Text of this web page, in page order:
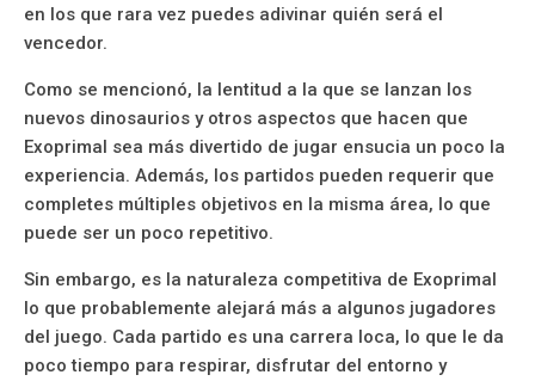
en los que rara vez puedes adivinar quién será el
vencedor.
Como se mencionó, la lentitud a la que se lanzan los
nuevos dinosaurios y otros aspectos que hacen que
Exoprimal sea más divertido de jugar ensucia un poco la
experiencia. Además, los partidos pueden requerir que
completes múltiples objetivos en la misma área, lo que
puede ser un poco repetitivo.
Sin embargo, es la naturaleza competitiva de Exoprimal
lo que probablemente alejará más a algunos jugadores
del juego. Cada partido es una carrera loca, lo que le da
poco tiempo para respirar, disfrutar del entorno y